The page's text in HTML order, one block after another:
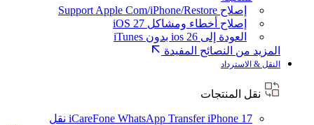
إصلاح Support Apple Com/iPhone/Restore
إصلاح أخطاء ومشاكل iOS 27
العودة إلى ios 26 بدون iTunes
المزيد من النصائح المفيدة
النقل & الاسترداد
نقل المنتجات
iCareFone WhatsApp TransferiPhone 17
نقل